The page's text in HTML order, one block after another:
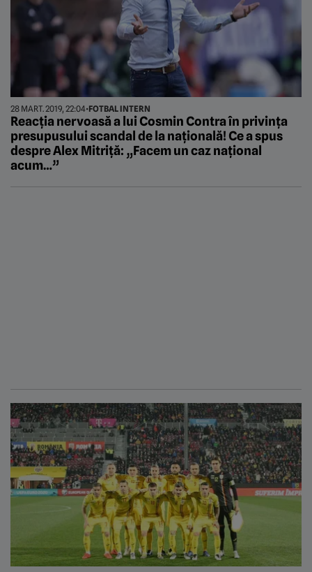
28 MART. 2019, 22:04•FOTBAL INTERN
Reacția nervoasă a lui Cosmin Contra în privința
presupusului scandal de la națională! Ce a spus
despre Alex Mitriță: „Facem un caz național
acum…”